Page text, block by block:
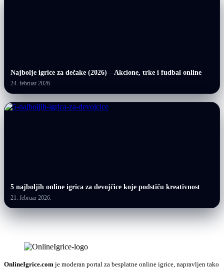
Najbolje igrice za dečake (2026) – Akcione, trke i fudbal online
24. februar 2026.
5 najboljih online igrica za devojčice koje podstiču kreativnost
21. februar 2026.
OnlineIgrice.com je moderan portal za besplatne online igrice, napravljen tako